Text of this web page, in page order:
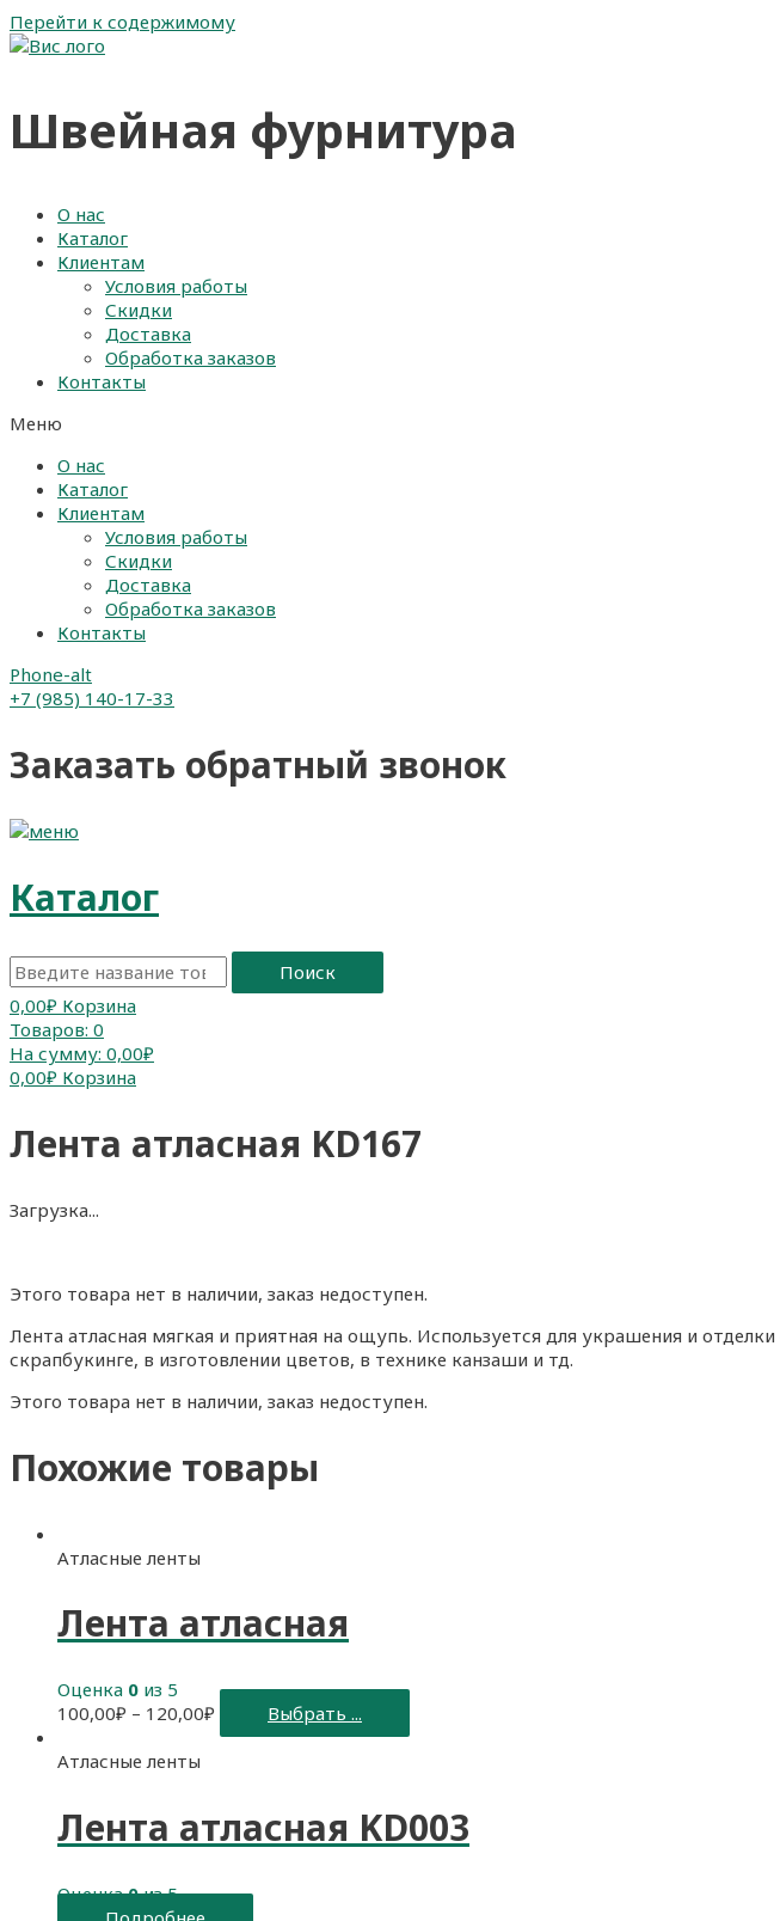
Перейти к содержимому
Швейная фурнитура
О нас
Каталог
Клиентам
Условия работы
Скидки
Доставка
Обработка заказов
Контакты
Меню
О нас
Каталог
Клиентам
Условия работы
Скидки
Доставка
Обработка заказов
Контакты
Phone-alt
+7 (985) 140-17-33
Заказать обратный звонок
Каталог
Поиск
0,00₽ Корзина
Товаров: 0
На сумму: 0,00₽
0,00₽ Корзина
Лента атласная KD167
Загрузка...
Этого товара нет в наличии, заказ недоступен.
Лента атласная мягкая и приятная на ощупь. Используется для украшения и
скрапбукинге, в изготовлении цветов, в технике канзаши и тд.
Этого товара нет в наличии, заказ недоступен.
Похожие товары
Атласные ленты
Лента атласная
Оценка 0 из 5
100,00₽ – 120,00₽
Выбрать ...
Атласные ленты
Лента атласная KD003
Оценка0из 5